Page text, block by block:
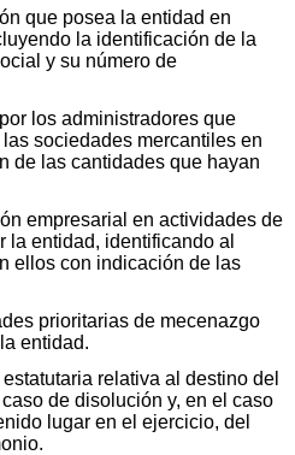
que posea la entidad en
la identificación de la
y su número de
los administradores que
sociedades mercantiles en
de las cantidades que hayan
empresarial en actividades de
la entidad, identificando al
ellos con indicación de las
prioritarias de mecenazgo
entidad.
relativa al destino del
de disolución y, en el caso
lugar en el ejercicio, del